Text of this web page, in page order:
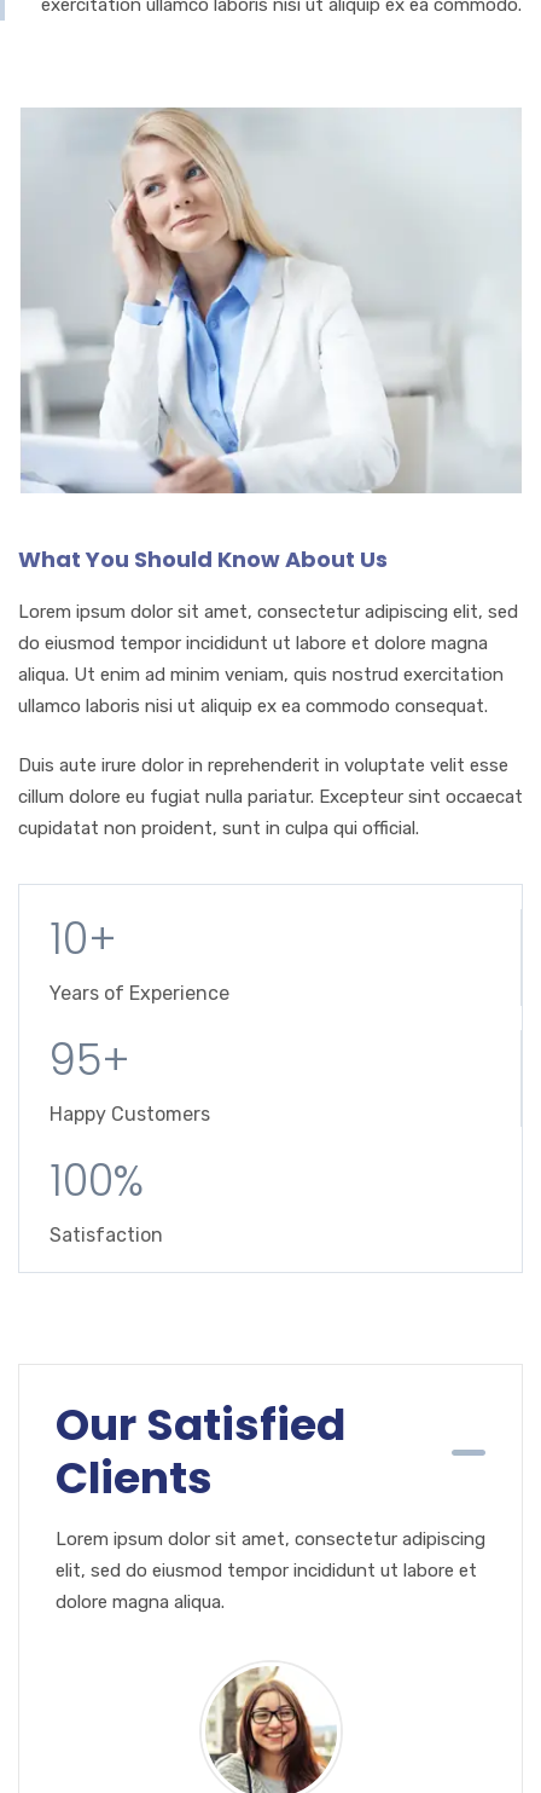
exercitation ullamco laboris nisi ut aliquip ex ea commodo.
What You Should Know About Us
Lorem ipsum dolor sit amet, consectetur adipiscing elit, sed
do eiusmod tempor incididunt ut labore et dolore magna
aliqua. Ut enim ad minim veniam, quis nostrud exercitation
ullamco laboris nisi ut aliquip ex ea commodo consequat.
Duis aute irure dolor in reprehenderit in voluptate velit esse
cillum dolore eu fugiat nulla pariatur. Excepteur sint occaecat
cupidatat non proident, sunt in culpa qui official.
10+
Years of Experience
95+
Happy Customers
100%
Satisfaction
Our Satisfied
Clients
Lorem ipsum dolor sit amet, consectetur adipiscing
elit, sed do eiusmod tempor incididunt ut labore et
dolore magna aliqua.